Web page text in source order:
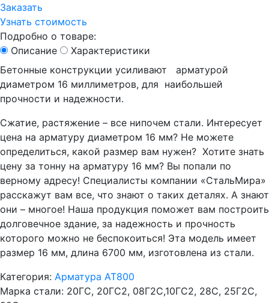
Заказать
Узнать стоимость
Подробно о товаре:
Описание
Характеристики
Бетонные конструкции усиливают арматурой
диаметром 16 миллиметров, для наибольшей
прочности и надежности.
Сжатие, растяжение – все нипочем стали. Интересует
цена на арматуру диаметром 16 мм? Не можете
определиться, какой размер вам нужен? Хотите знать
цену за тонну на арматуру 16 мм? Вы попали по
верному адресу! Специалисты компании «СтальМира»
расскажут вам все, что знают о таких деталях. А знают
они – многое! Наша продукция поможет вам построить
долговечное здание, за надежность и прочность
которого можно не беспокоиться! Эта модель имеет
размер 16 мм, длина 6700 мм, изготовлена из стали.
Категория: Арматура АТ800
Марка стали: 20ГС, 20ГС2, 08Г2С,10ГС2, 28С, 25Г2С,